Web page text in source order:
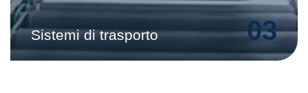
Sistemi di trasporto 03